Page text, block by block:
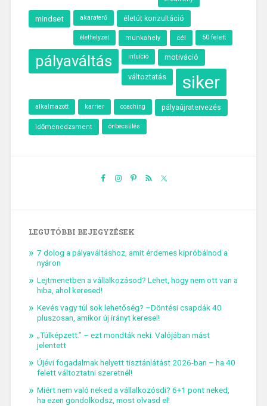
mindset akaraterő életút konzultáció
élethelyzet munkahely cél 50 felett
pályaváltás intuíció motiváció
változtatás siker
alkalmazott karrier coaching pályaújratervezés
időmenedzsment önbecsülés
LEGUTÓBBI BEJEGYZÉSEK
7 dolog a pályaváltáshoz, amit érdemes kipróbálnod a
nyáron
Lejtmenetben a vállalkozásod? Lehet, hogy nem ott van a
hiba, ahol keresed!
Kevés vagy túl sok lehetőség? –Döntési csapdák 40
pluszosan, amikor új irányt keresel!
„Túlképzett.” – ezt mondták neki. Valójában mást
jelentett
Újévi fogadalmak helyett tisztánlátást 2026-ban – ha 40
felett változtatni szeretnél!
Miért nem való neked a vállalkozósdi? 6+1 pont neked,
ha ezen gondolkodsz, most olvasd el!